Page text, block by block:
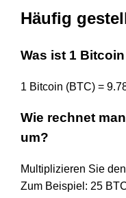
Häufig
Was ist 1
1 Bitcoin (BTC) =
Wie rechnet
um?
Multiplizieren Sie
Zum Beispiel: 25